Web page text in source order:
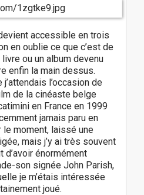
accessible en trois
en oublie ce que c’est de
ou un album devenu
enfin la main dessus.
l’occasion de
de la cinéaste belge
en France en 1999
jamais paru en
le moment, laissé une
mais j’y ai très souvent
énormément
son signée John Parish,
je m’étais intéressée
joué.